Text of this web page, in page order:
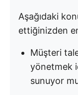
Aşağıdaki
ettiğinizden
Müşteri
yönetmek
sunuyor